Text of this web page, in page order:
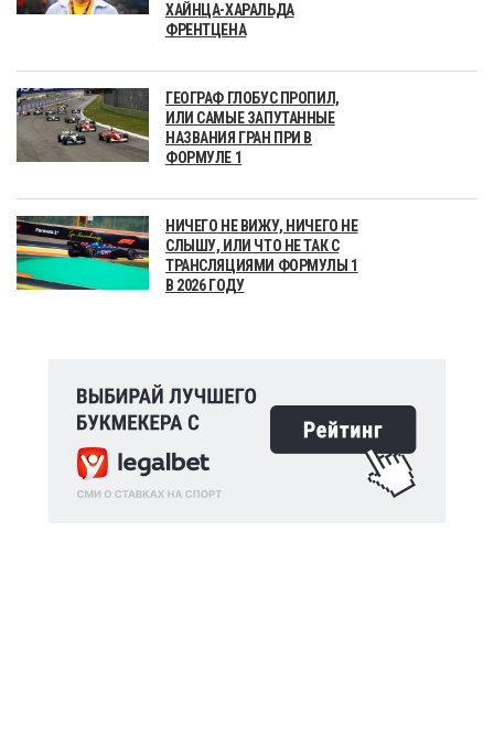
ХАЙНЦА-ХАРАЛЬДА
ФРЕНТЦЕНА
ГЕОГРАФ ГЛОБУС ПРОПИЛ,
ИЛИ САМЫЕ ЗАПУТАННЫЕ
НАЗВАНИЯ ГРАН ПРИ В
ФОРМУЛЕ 1
НИЧЕГО НЕ ВИЖУ, НИЧЕГО НЕ
СЛЫШУ, ИЛИ ЧТО НЕ ТАК С
ТРАНСЛЯЦИЯМИ ФОРМУЛЫ 1
В 2026 ГОДУ